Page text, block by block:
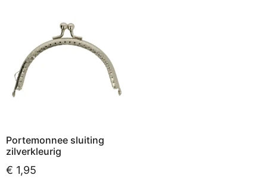
Portemonnee sluiting
zilverkleurig
€ 1,95